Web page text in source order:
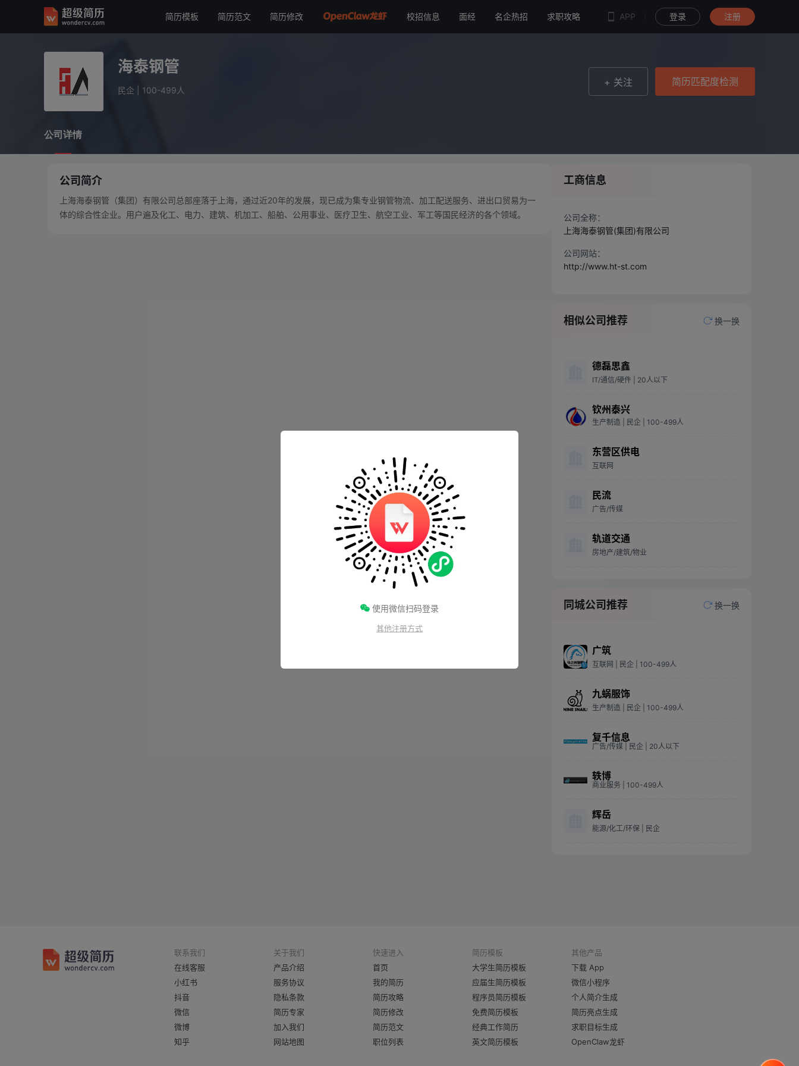
简历模板 简历范文 简历修改 校招信息 面经 名企热招 求职攻略 APP 登录 注册
海泰钢管
公司详情 海泰钢管
民企 100-499人
+ 关注 简历匹配度检测
公司详情
公司简介
上海海泰钢管（集团）有限公司总部座落于上海，通过近20年的发展，现已成为集专业钢管物流、加工配送服务、进出口贸易为一
体的综合性企业。用户遍及化工、电力、建筑、机加工、船舶、公用事业、医疗卫生、航空工业、军工等国民经济的各个领域。
工商信息
公司全称：
上海海泰钢管(集团)有限公司
公司网站：
http://www.ht-st.com
相似公司推荐 换一换
德磊思鑫
IT/通信/硬件 | 20人以下
钦州泰兴
生产制造 | 民企 | 100-499人
东营区供电
互联网
民流
广告/传媒
轨道交通
房地产/建筑/物业
同城公司推荐 换一换
广筑
互联网 | 民企 | 100-499人
九蜗服饰
生产制造 | 民企 | 100-499人
复千信息
广告/传媒 | 民企 | 20人以下
轶博
商业服务 | 100-499人
辉岳
能源/化工/环保 | 民企
使用微信扫码登录
其他注册方式
联系我们
在线客服
小红书
抖音
微信
微博
知乎
关于我们
产品介绍
服务协议
隐私条款
简历专家
加入我们
网站地图
快速进入
首页
我的简历
简历攻略
简历修改
简历范文
职位列表
简历模板
大学生简历模板
应届生简历模板
程序员简历模板
免费简历模板
经典工作简历
英文简历模板
其他产品
下载 App
微信小程序
个人简介生成
简历亮点生成
求职目标生成
OpenClaw龙虾